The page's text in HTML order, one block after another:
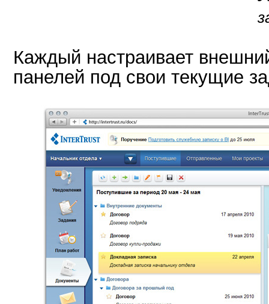
Каждый настраивает
панелей под свои текущие